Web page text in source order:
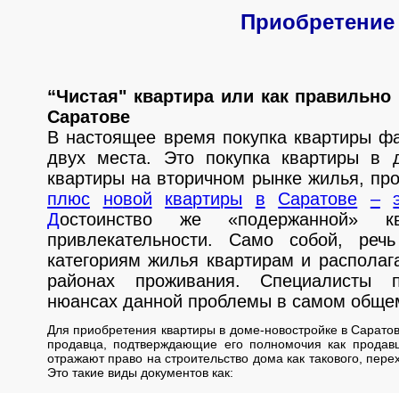
“Чистая" квартира или как
Саратове
В настоящее время покупка квартиры
двух места. Это покупка квартиры в
квартиры на вторичном рынке жилья,
плюс новой квартиры в Саратове –
Достоинство же «подержанной»
привлекательности. Само собой,
категориям жилья квартирам и
районах проживания. Специалиcты
нюансах данной проблемы в самом
Для приобретения квартиры в доме-новостройке в
продавца, подтверждающие его полномочия как
отражают право на строительство дома как такового,
Это такие виды документов как: